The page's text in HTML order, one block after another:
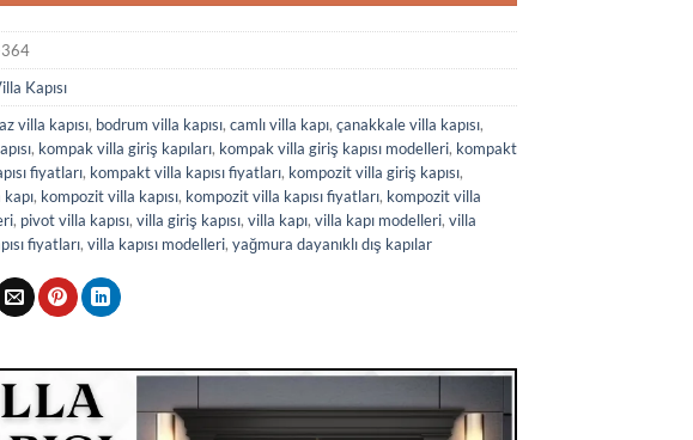
Kapısı
villa kapısı, bodrum villa kapısı, camlı villa kapı, çanakkale villa kapısı,
, kompak villa giriş kapıları, kompak villa giriş kapısı modelleri, kompakt
fiyatları, kompakt villa kapısı fiyatları, kompozit villa giriş kapısı,
, kompozit villa kapısı, kompozit villa kapısı fiyatları, kompozit villa
, pivot villa kapısı, villa giriş kapısı, villa kapı, villa kapı modelleri, villa
fiyatları, villa kapısı modelleri, yağmura dayanıklı dış kapılar